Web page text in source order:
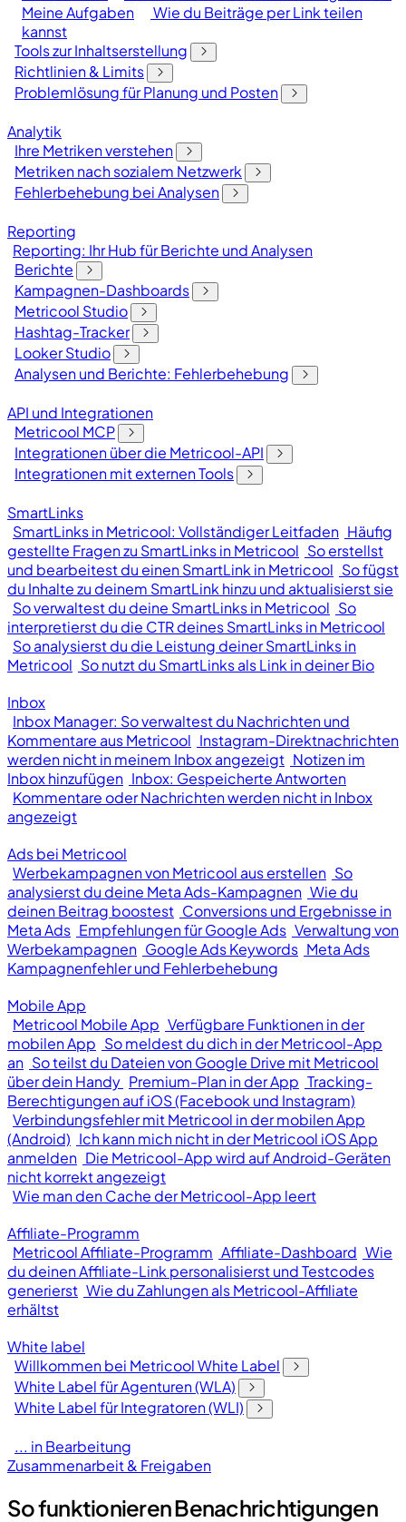
Meine Aufgaben
Wie du Beiträge per Link teilen
kannst
Tools zur Inhaltserstellung
Richtlinien & Limits
Problemlösung für Planung und Posten
Analytik
Ihre Metriken verstehen
Metriken nach sozialem Netzwerk
Fehlerbehebung bei Analysen
Reporting
Reporting: Ihr Hub für Berichte und Analysen
Berichte
Kampagnen-Dashboards
Metricool Studio
Hashtag-Tracker
Looker Studio
Analysen und Berichte: Fehlerbehebung
API und Integrationen
Metricool MCP
Integrationen über die Metricool-API
Integrationen mit externen Tools
SmartLinks
SmartLinks in Metricool: Vollständiger Leitfaden Häufig
gestellte Fragen zu SmartLinks in Metricool So erstellst
und bearbeitest du einen SmartLink in Metricool So fügst
du Inhalte zu deinem SmartLink hinzu und aktualisierst sie
So verwaltest du deine SmartLinks in Metricool So
interpretierst du die CTR deines SmartLinks in Metricool
So analysierst du die Leistung deiner SmartLinks in
Metricool So nutzt du SmartLinks als Link in deiner Bio
Inbox
Inbox Manager: So verwaltest du Nachrichten und
Kommentare aus Metricool Instagram-Direktnachrichten
werden nicht in meinem Inbox angezeigt Notizen im
Inbox hinzufügen Inbox: Gespeicherte Antworten
Kommentare oder Nachrichten werden nicht in Inbox
angezeigt
Ads bei Metricool
Werbekampagnen von Metricool aus erstellen So
analysierst du deine Meta Ads-Kampagnen Wie du
deinen Beitrag boostest Conversions und Ergebnisse in
Meta Ads Empfehlungen für Google Ads Verwaltung von
Werbekampagnen Google Ads Keywords Meta Ads
Kampagnenfehler und Fehlerbehebung
Mobile App
Metricool Mobile App Verfügbare Funktionen in der
mobilen App So meldest du dich in der Metricool-App
an So teilst du Dateien von Google Drive mit Metricool
über dein Handy Premium-Plan in der App Tracking-
Berechtigungen auf iOS (Facebook und Instagram)
Verbindungsfehler mit Metricool in der mobilen App
(Android) Ich kann mich nicht in der Metricool iOS App
anmelden Die Metricool-App wird auf Android-Geräten
nicht korrekt angezeigt
Wie man den Cache der Metricool-App leert
Affiliate-Programm
Metricool Affiliate-Programm Affiliate-Dashboard Wie
du deinen Affiliate-Link personalisierst und Testcodes
generierst Wie du Zahlungen als Metricool-Affiliate
erhältst
White label
Willkommen bei Metricool White Label
White Label für Agenturen (WLA)
White Label für Integratoren (WLI)
... in Bearbeitung
Zusammenarbeit & Freigaben
So funktionieren Benachrichtigungen